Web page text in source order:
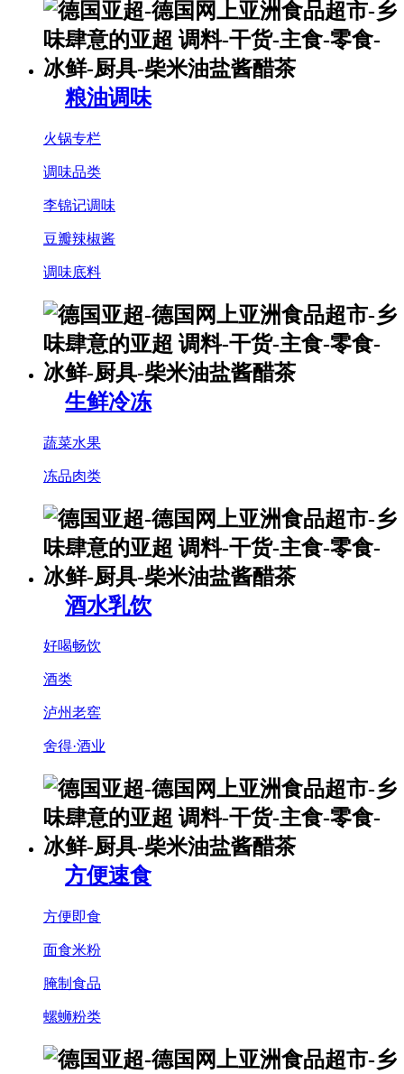
粮油调味
火锅专栏
调味品类
李锦记调味
豆瓣辣椒酱
调味底料
生鲜冷冻
蔬菜水果
冻品肉类
酒水乳饮
好喝畅饮
酒类
泸州老窖
舍得·酒业
方便速食
方便即食
面食米粉
腌制食品
螺蛳粉类